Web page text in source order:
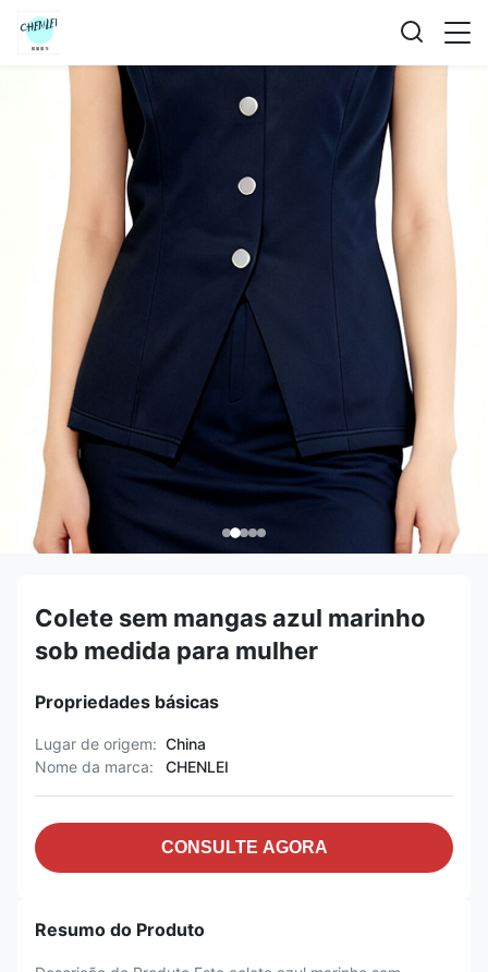
Colete sem mangas azul marinho
sob medida para mulher
Propriedades básicas
Lugar de origem: China
Nome da marca:
CHENLEI
CONSULTE AGORA
Resumo do Produto